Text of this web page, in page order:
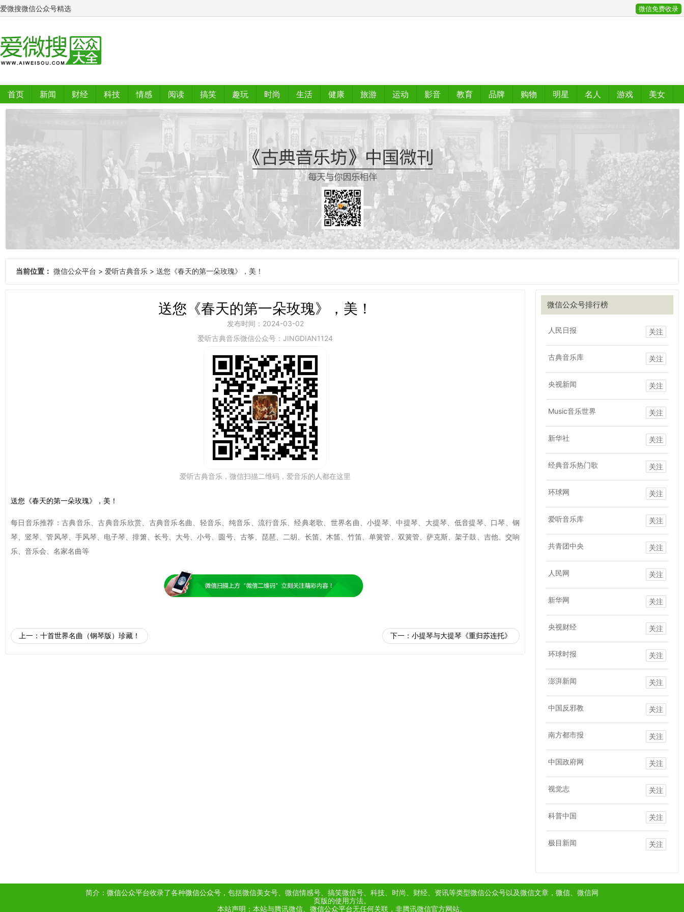
爱微搜微信公众号精选 微信免费收录
首页 新闻 财经 科技 情感 阅读 搞笑 趣玩 时尚 生活 健康 旅游 运动 影音 教育 品牌 购物 明星 名人 游戏
美女
当前位置： 微信公众平台 > 爱听古典音乐 > 送您《春天的第一朵玫瑰》，美！
微信公众号排行榜
人民日报 关注
古典音乐库 关注
央视新闻 关注
Music音乐世界 关注
新华社 关注
经典音乐热门歌 关注
环球网 关注
爱听音乐库 关注
共青团中央 关注
人民网 关注
新华网 关注
央视财经 关注
环球时报 关注
澎湃新闻 关注
中国反邪教 关注
南方都市报 关注
中国政府网 关注
视觉志 关注
科普中国 关注
极目新闻 关注
送您《春天的第一朵玫瑰》，美！
发布时间：2024-03-02
爱听古典音乐微信公众号：JINGDIAN1124
爱听古典音乐，微信扫描二维码，爱音乐的人都在这里
送您《春天的第一朵玫瑰》，美！
每日音乐推荐：古典音乐、古典音乐欣赏、古典音乐名曲、轻音乐、纯音乐、流行音乐、经典老歌、世界名曲、小提琴、中提琴、大提琴、低音提琴、口琴、钢
琴、竖琴、管风琴、手风琴、电子琴、排箫、长号、大号、小号、圆号、古筝、琵琶、二胡、长笛、木笛、竹笛、单簧管、双簧管、萨克斯、架子鼓、吉他、交响
乐、音乐会、名家名曲等
上一： 十首世界名曲（钢琴版）珍藏！ 下一： 小提琴与大提琴《重归苏连托》
简介： 微信公众平台收录了各种微信公众号 ，包括微信美女号、微信情感号、搞笑微信号、科技、时尚、财经、资讯等类型微信公众号以及微信文章， 微信 、微信网
页版的使用方法。
本站声明：本站与腾讯微信、 微信公众平台无任何关联，非腾讯微信官方网站。